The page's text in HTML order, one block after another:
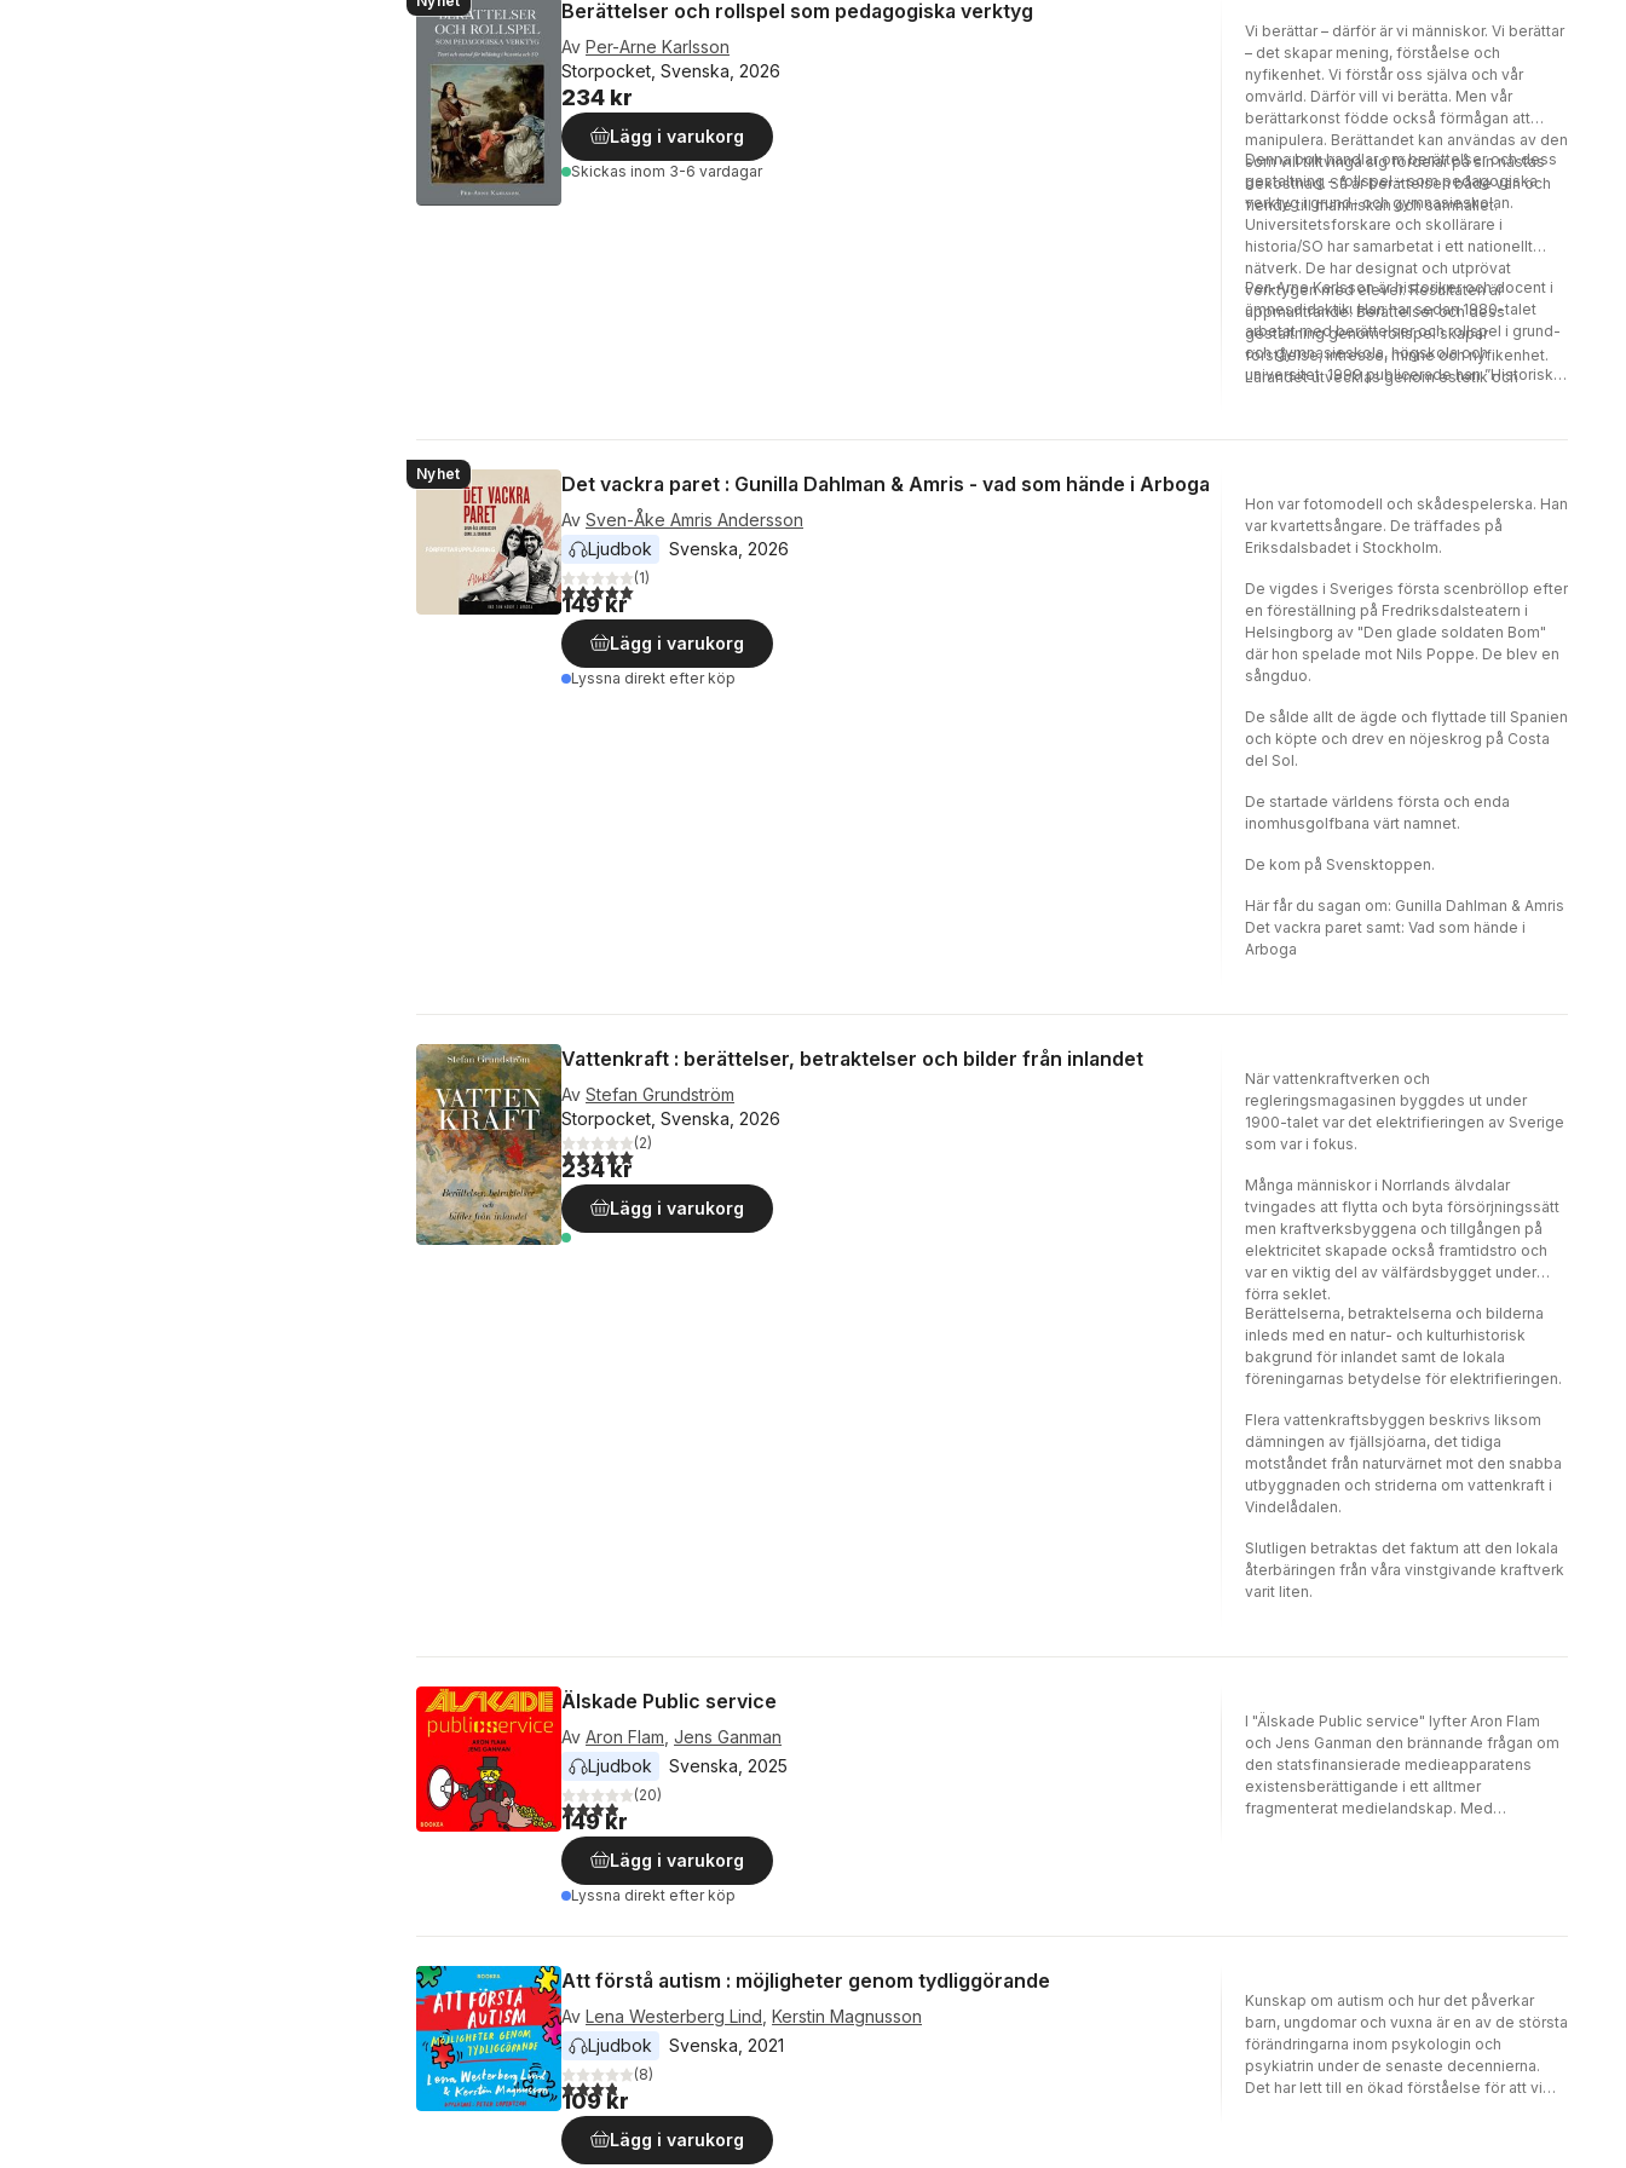
Berättelser och rollspel som pedagogiska verktyg
Av Per-Arne Karlsson
Storpocket, Svenska, 2026
234 kr
Lägg i varukorg
Skickas inom 3-6 vardagar
Vi berättar – därför är vi människor. Vi berättar
– det skapar mening, förståelse och
nyfikenhet. Vi förstår oss själva och vår
omvärld. Därför vill vi berätta. Men vår
berättarkonst födde också förmågan att
manipulera. Berättandet kan användas av den
som vill tilltvinga sig fördelar på sin nästas
bekostnad. Så är berättelsen både vän och
fiende till människan och samhället.
Denna bok handlar om berättelser och dess
gestaltning – rollspel – som pedagogiska
verktyg i grund- och gymnasieskolan.
Universitetsforskare och skollärare i
historia/SO har samarbetat i ett nationellt
nätverk. De har designat och utprövat
verktygen med elever. Resultaten är
uppmuntrande! Berättelser och dess
gestaltning genom rollspel skapar
förståelse, intresse, minne och nyfikenhet.
Lärandet utvecklas genom estetik och
och historiemedvetande skapas.
Per-Arne Karlsson är historiker och docent i
ämnesdidaktik. Han har sedan 1980-talet
arbetat med berättelser och rollspel i grund-
och gymnasieskola, högskola och
universitet. 1999 publicerade han ”Historiska
kreativt rum för narrativ kompetens”
Nyhet Det vackra paret : Gunilla Dahlman & Amris - vad som hände i Arboga
Av Sven-Åke Amris Andersson
Ljudbok
Svenska 2026
5,0utav 5 stjärnor. Totalt antal röster:
(1)
149 kr
Lägg i varukorg
Lyssna direkt efter köp
Hon var fotomodell och skådespelerska. Han
var kvartettsångare. De träffades på
Eriksdalsbadet i Stockholm.
De vigdes i Sveriges första scenbröllop efter
en föreställning på Fredriksdalsteatern i
Helsingborg av "Den glade soldaten Bom"
där hon spelade mot Nils Poppe. De blev en
sångduo.
De sålde allt de ägde och flyttade till Spanien
och köpte och drev en nöjeskrog på Costa
del Sol.
De startade världens första och enda
inomhusgolfbana värt namnet.
De kom på Svensktoppen.
Här får du sagan om: Gunilla Dahlman & Amris
Det vackra paret samt: Vad som hände i
Arboga
Vattenkraft : berättelser, betraktelser och bilder från inlandet
Av Stefan Grundström
Storpocket, Svenska, 2026
5,0utav 5 stjärnor. Totalt antal röster:
(2)
234 kr
Lägg i varukorg
När vattenkraftverken och
regleringsmagasinen byggdes ut under
1900-talet var det elektrifieringen av Sverige
som var i fokus.
Många människor i Norrlands älvdalar
tvingades att flytta och byta försörjningssätt
men kraftverksbyggena och tillgången på
elektricitet skapade också framtidstro och
var en viktig del av välfärdsbygget under
förra seklet.
Berättelserna, betraktelserna och bilderna
inleds med en natur- och kulturhistorisk
bakgrund för inlandet samt de lokala
föreningarnas betydelse för elektrifieringen.
Flera vattenkraftsbyggen beskrivs liksom
dämningen av fjällsjöarna, det tidiga
motståndet från naturvärnet mot den snabba
utbyggnaden och striderna om vattenkraft i
Vindelådalen.
Slutligen betraktas det faktum att den lokala
återbäringen från våra vinstgivande kraftverk
varit liten.
Älskade Public service
Av Aron Flam Jens Ganman
Ljudbok
Svenska 2025
3,9utav 5 stjärnor. Totalt antal röster:
(20)
149 kr
Lägg i varukorg
Lyssna direkt efter köp
I "Älskade Public service" lyfter Aron Flam
och Jens Ganman den brännande frågan om
den statsfinansierade medieapparatens
existensberättigande i ett alltmer
fragmenterat medielandskap. Med
indoktrinerar befolkningen som tvingas
Att förstå autism : möjligheter genom tydliggörande
Av Lena Westerberg Lind Kerstin Magnusson
Ljudbok
Svenska 2021
3,8utav 5 stjärnor. Totalt antal röster:
(8)
109 kr
Lägg i varukorg
Kunskap om autism och hur det påverkar
barn, ungdomar och vuxna är en av de största
förändringarna inom psykologin och
psykiatrin under de senaste decennierna.
Det har lett till en ökad förståelse för att vi